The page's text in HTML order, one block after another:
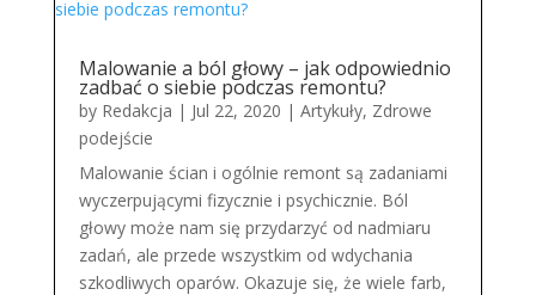
Malowanie a ból głowy – jak odpowiednio
zadbać o siebie podczas remontu?
by Redakcja | Jul 22, 2020 | Artykuły, Zdrowe
podejście
Malowanie ścian i ogólnie remont są zadaniami
wyczerpującymi fizycznie i psychicznie. Ból
głowy może nam się przydarzyć od nadmiaru
zadań, ale przede wszystkim od wdychania
szkodliwych oparów. Okazuje się, że wiele farb,